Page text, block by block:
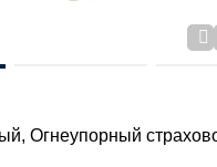
Огнеупорный